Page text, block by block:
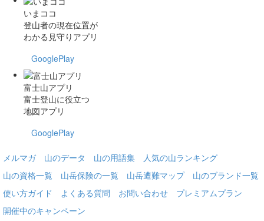
いまココ
登山者の現在位置が
わかる見守りアプリ
GooglePlay
富士山アプリ
富士登山に役立つ
地図アプリ
GooglePlay
メルマガ 山のデータ 山の用語集
人気の山ランキング
山の資格一覧
山岳保険の一覧 山岳遭難マップ
山のブランド一覧
使い方ガイド
よくある質問 お問い合わせ
プレミアムプラン
開催中のキャンペーン